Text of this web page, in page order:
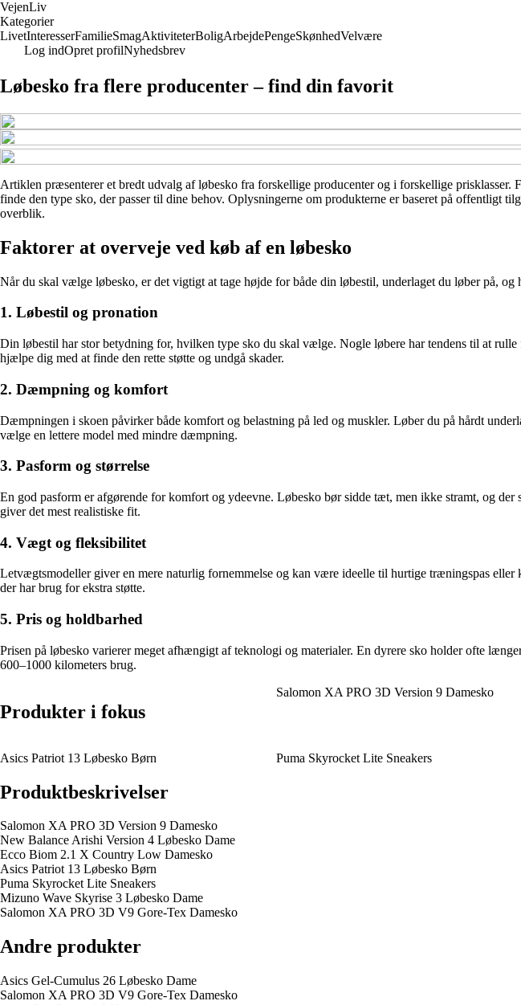
VejenLiv
Kategorier
LivetInteresserFamilieSmagAktiviteterBoligArbejdePengeSkønhedVelvære
Log indOpret profilNyhedsbrev
Løbesko fra flere producenter – find din favorit
Artiklen præsenterer et bredt udvalg af løbesko fra forskellige producenter og i forskellige
finde den type sko, der passer til dine behov. Oplysningerne om produkterne er baseret på offentligt
overblik.
Faktorer at overveje ved køb af en løbesko
Når du skal vælge løbesko, er det vigtigt at tage højde for både din løbestil, underlaget du løber på,
1. Løbestil og pronation
Din løbestil har stor betydning for, hvilken type sko du skal vælge. Nogle løbere har tendens til at
hjælpe dig med at finde den rette støtte og undgå skader.
2. Dæmpning og komfort
Dæmpningen i skoen påvirker både komfort og belastning på led og muskler. Løber du på hårdt
vælge en lettere model med mindre dæmpning.
3. Pasform og størrelse
En god pasform er afgørende for komfort og ydeevne. Løbesko bør sidde tæt, men ikke stramt, og
giver det mest realistiske fit.
4. Vægt og fleksibilitet
Letvægtsmodeller giver en mere naturlig fornemmelse og kan være ideelle til hurtige træningspas
der har brug for ekstra støtte.
5. Pris og holdbarhed
Prisen på løbesko varierer meget afhængigt af teknologi og materialer. En dyrere sko holder ofte
600–1000 kilometers brug.
Produkter i fokus
Salomon XA PRO 3D Version 9 Damesko
Asics Patriot 13 Løbesko Børn Puma Skyrocket Lite Sneakers
Produktbeskrivelser
Salomon XA PRO 3D Version 9 Damesko
New Balance Arishi Version 4 Løbesko Dame
Ecco Biom 2.1 X Country Low Damesko
Asics Patriot 13 Løbesko Børn
Puma Skyrocket Lite Sneakers
Mizuno Wave Skyrise 3 Løbesko Dame
Salomon XA PRO 3D V9 Gore-Tex Damesko
Andre produkter
Asics Gel-Cumulus 26 Løbesko Dame
Salomon XA PRO 3D V9 Gore-Tex Damesko